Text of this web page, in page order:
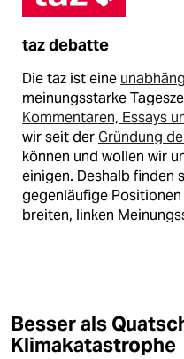
taz debatte
Die taz ist eine
meinungsstarke
Kommentaren, Essays
wir seit derGründung
können und wollen wir
einigen. Deshalb finden
gegenläufige
breiten, linken
Besser als
Klimakatastrophe